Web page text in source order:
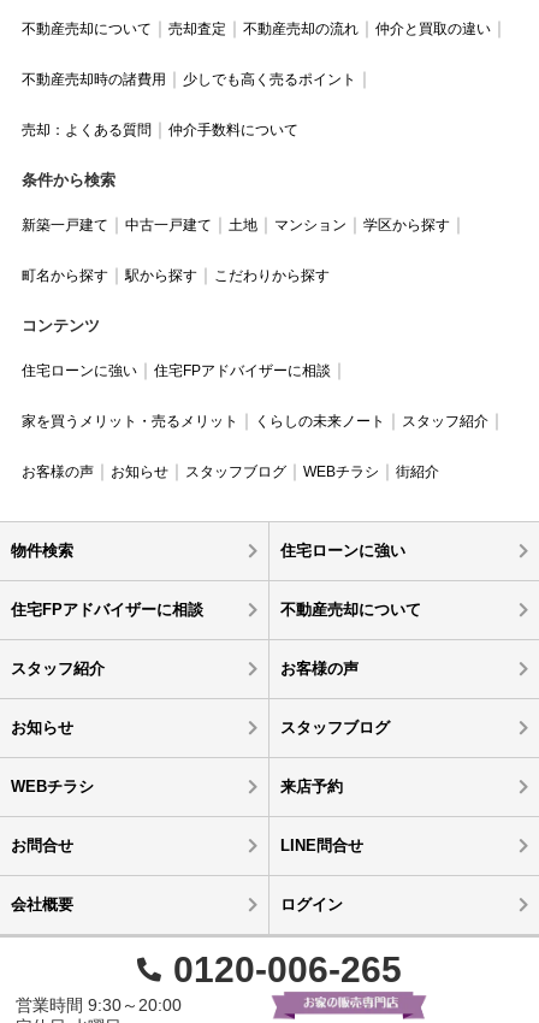
不動産売却について 売却査定 不動産売却の流れ 仲介と買取の違い
不動産売却時の諸費用 少しでも高く売るポイント
売却：よくある質問 仲介手数料について
条件から検索
新築一戸建て 中古一戸建て 土地 マンション 学区から探す
町名から探す 駅から探す こだわりから探す
コンテンツ
住宅ローンに強い 住宅FPアドバイザーに相談
家を買うメリット・売るメリット くらしの未来ノート スタッフ紹介
お客様の声 お知らせ スタッフブログ WEBチラシ 街紹介
物件検索 住宅ローンに強い
住宅FPアドバイザーに相談 不動産売却について
スタッフ紹介 お客様の声
お知らせ スタッフブログ
WEBチラシ 来店予約
お問合せ LINE問合せ
会社概要 ログイン
0120-006-265
営業時間 9:30～20:00